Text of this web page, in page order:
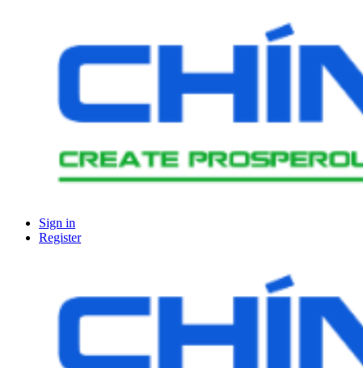
Sign in
Register